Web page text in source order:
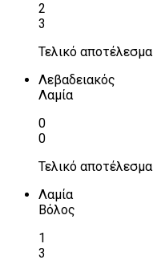
2
3
Τελικό αποτέλεσμα
Λεβαδειακός
Λαμία
0
0
Τελικό αποτέλεσμα
Λαμία
Βόλος
1
3